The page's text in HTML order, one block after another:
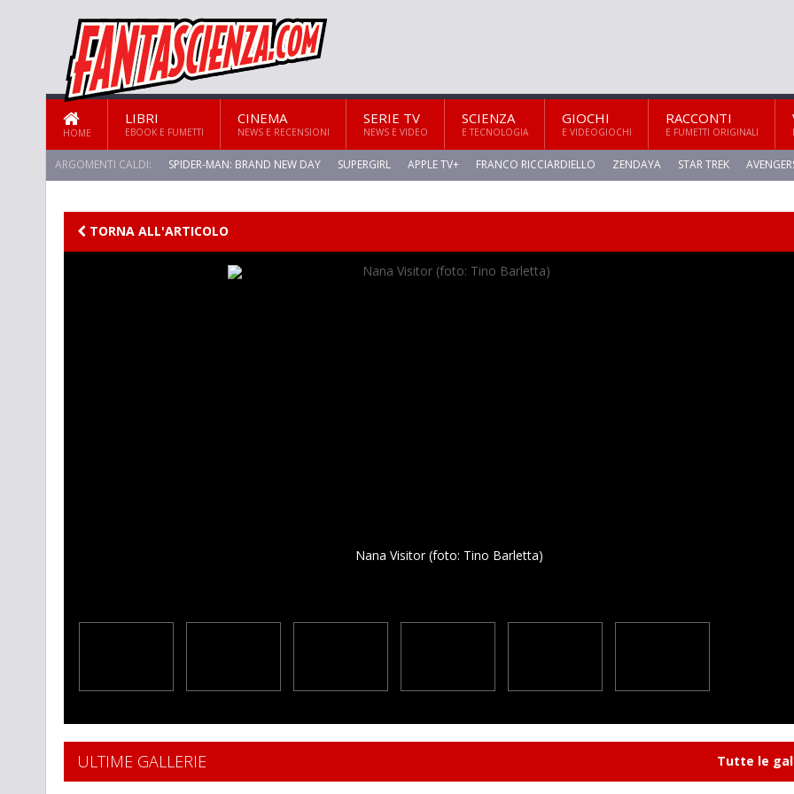
HOME
LIBRI
EBOOK E FUMETTI
CINEMA
NEWS E RECENSIONI
SERIE TV
NEWS E VIDEO
SCIENZA
E TECNOLOGIA
GIOCHI
E VIDEOGIOCHI
RACCONTI
E FUMETTI ORIGINALI
ARGOMENTI CALDI: SPIDER-MAN: BRAND NEW DAY SUPERGIRL APPLE TV+ FRANCO RICCIARDIELLO ZENDAYA STAR TREK
TORNA ALL'ARTICOLO
Nana Visitor (foto: Tino Barletta)
ULTIME GALLERIE Tutte le